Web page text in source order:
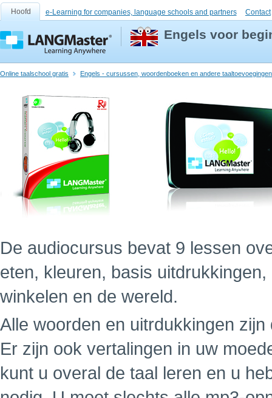
Hoofd e-Learning for companies, language schools and partners Contact
Engels voor
Online taalschool gratis Engels - cursussen, woordenboeken en andere taaltoevoegingen
De audiocursus bevat 9 lessen
eten, kleuren, basis
winkelen en de wereld.
Alle woorden en uitrdukkingen
Er zijn ook vertalingen in uw
kunt u overal de taal leren en u